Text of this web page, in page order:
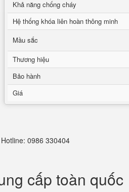
Khả năng chống cháy
Hệ thống khóa liên hoàn thông minh
Mầu sắc
Thương hiệu
Bảo hành
Giá
Hotline: 0986 330404
cấp toàn quốc